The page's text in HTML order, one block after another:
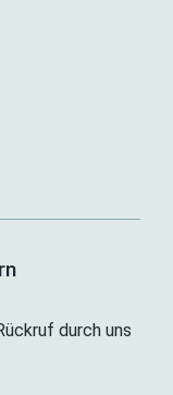
durch uns